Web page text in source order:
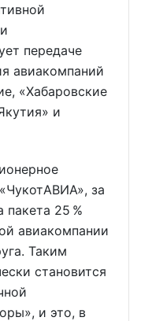
передаче
авиакомпаний
«Хабаровские
и
за
25 %
авиакомпании
Таким
становится
и это, в